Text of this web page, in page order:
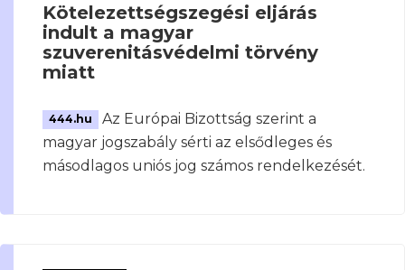
Kötelezettségszegési eljárás
indult a magyar
szuverenitásvédelmi törvény
miatt
444.hu
Az Európai Bizottság szerint a
magyar jogszabály sérti az elsődleges és
másodlagos uniós jog számos rendelkezését.